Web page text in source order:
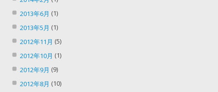
2013年6月 (1)
2013年5月 (1)
2012年11月 (5)
2012年10月 (1)
2012年9月 (9)
2012年8月 (10)